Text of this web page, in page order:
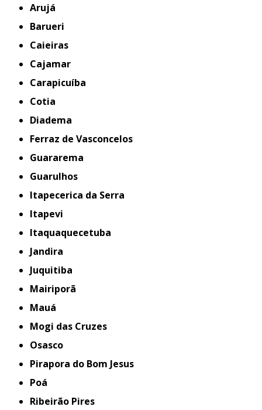
Arujá
Barueri
Caieiras
Cajamar
Carapicuíba
Cotia
Diadema
Ferraz de Vasconcelos
Guararema
Guarulhos
Itapecerica da Serra
Itapevi
Itaquaquecetuba
Jandira
Juquitiba
Mairiporã
Mauá
Mogi das Cruzes
Osasco
Pirapora do Bom Jesus
Poá
Ribeirão Pires